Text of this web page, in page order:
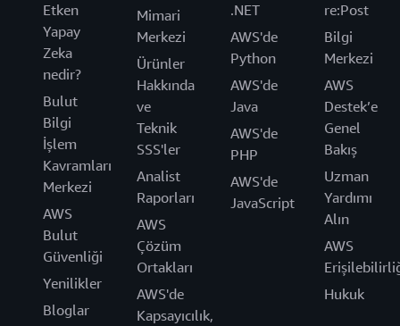
Etken
Yapay
Zeka
nedir?
Bulut
Bilgi
İşlem
Kavramları
Merkezi
AWS
Bulut
Güvenliği
Yenilikler
Bloglar
Mimari
Merkezi
Ürünler
Hakkında
ve
Teknik
SSS'ler
Analist
Raporları
AWS
Çözüm
Ortakları
AWS'de
Kapsayıcılık,
.NET
AWS'de
Python
AWS'de
Java
AWS'de
PHP
AWS'de
JavaScript
re:Post
Bilgi
Merkezi
AWS
Destek’e
Genel
Bakış
Uzman
Yardımı
Alın
AWS
Hukuk